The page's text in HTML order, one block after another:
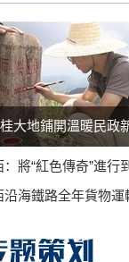
大地鋪開溫暖民政
：將“紅色傳奇”進行
沿海鐵路全年貨物運